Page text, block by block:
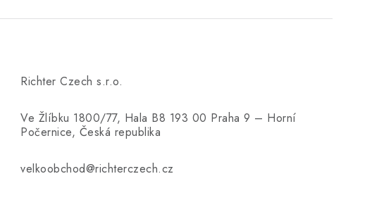
Richter Czech s.r.o.
Ve Žlíbku 1800/77, Hala B8 193 00 Praha 9 – Horní
Počernice, Česká republika
velkoobchod@richterczech.cz